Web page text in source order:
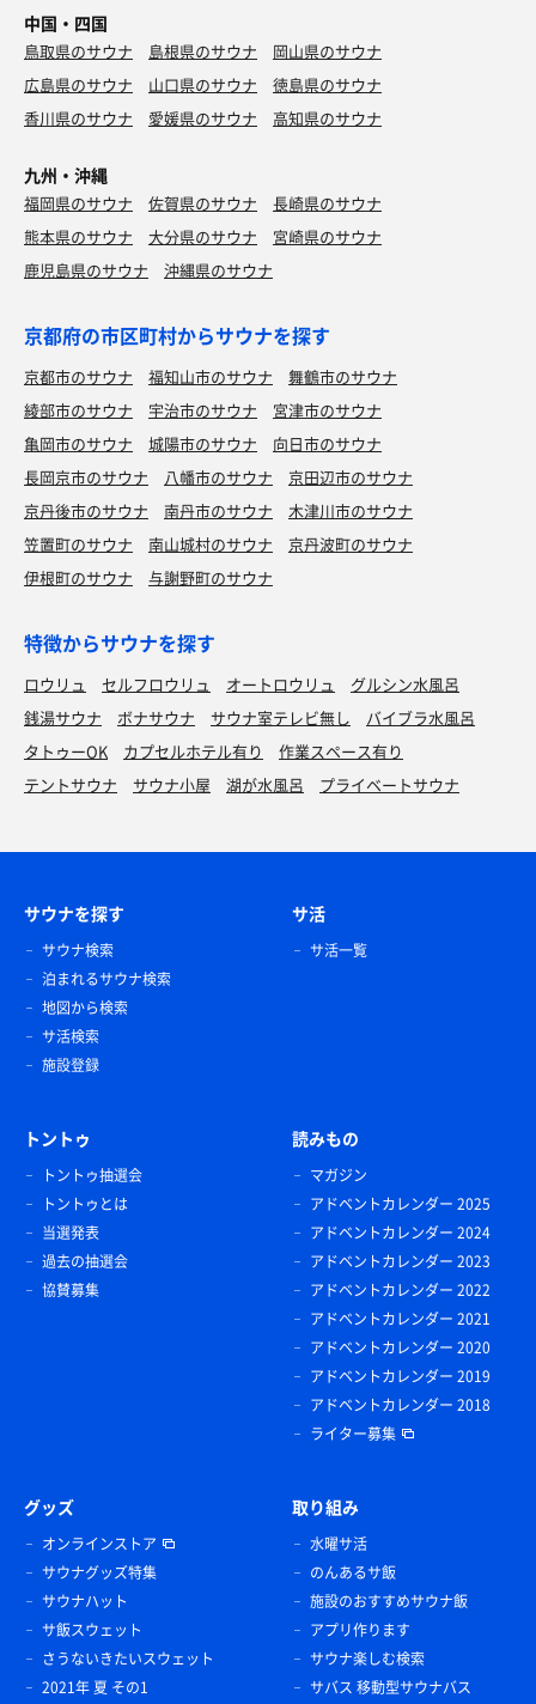
中国・四国
鳥取県のサウナ 島根県のサウナ
岡山県のサウナ
広島県のサウナ
山口県のサウナ
徳島県のサウナ
香川県のサウナ
愛媛県のサウナ 高知県のサウナ
九州・沖縄
福岡県のサウナ 佐賀県のサウナ
長崎県のサウナ
熊本県のサウナ
大分県のサウナ
宮崎県のサウナ
鹿児島県のサウナ
沖縄県のサウナ
京都府の市区町村からサウナを探す
京都市のサウナ 福知山市のサウナ
舞鶴市のサウナ
綾部市のサウナ
宇治市のサウナ
宮津市のサウナ
亀岡市のサウナ
城陽市のサウナ
向日市のサウナ
長岡京市のサウナ
八幡市のサウナ
京田辺市のサウナ
京丹後市のサウナ
南丹市のサウナ
木津川市のサウナ
笠置町のサウナ
南山城村のサウナ
京丹波町のサウナ
伊根町のサウナ
与謝野町のサウナ
特徴からサウナを探す
ロウリュ セルフロウリュ オートロウリュ
グルシン水風呂
銭湯サウナ
ボナサウナ サウナ室テレビ無し
バイブラ水風呂
タトゥーOK
カプセルホテル有り
作業スペース有り
テントサウナ
サウナ小屋 湖が水風呂 プライベートサウナ
サウナを探す
サウナ検索
泊まれるサウナ検索
地図から検索
サ活検索
施設登録
サ活
サ活一覧
トントゥ
トントゥ抽選会
トントゥとは
当選発表
過去の抽選会
協賛募集
読みもの
マガジン
アドベントカレンダー 2025
アドベントカレンダー 2024
アドベントカレンダー 2023
アドベントカレンダー 2022
アドベントカレンダー 2021
アドベントカレンダー 2020
アドベントカレンダー 2019
アドベントカレンダー 2018
ライター募集
グッズ
オンラインストア
サウナグッズ特集
サウナハット
サ飯スウェット
さうないきたいスウェット
2021年 夏 その1
取り組み
水曜サ活
のんあるサ飯
施設のおすすめサウナ飯
アプリ作ります
サウナ楽しむ検索
サバス 移動型サウナバス